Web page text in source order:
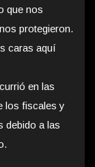
que nos
protegieron.
caras aquí
en las
los fiscales y
debido a las